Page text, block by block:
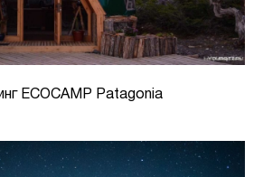
ECOCAMP Patagonia